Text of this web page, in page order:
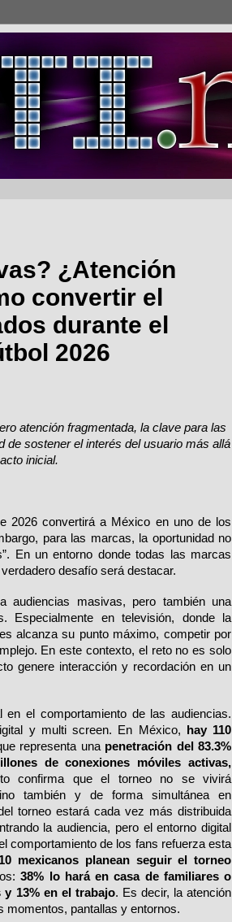
¿Atención
convertir el
durante el
2026
atención fragmentada, la clave para las
sostener el interés del usuario más allá
inicial.
2026 convertirá a México en uno de los
para las marcas, la oportunidad no
En un entorno donde todas las marcas
desafío será destacar.
audiencias masivas, pero también una
Especialmente en televisión, donde la
alcanza su punto máximo, competir por
En este contexto, el reto no es solo
genere interacción y recordación en un
el comportamiento de las audiencias.
y multi screen. En México,
hay 110
representa una penetración del 83.3%
de conexiones móviles activas,
confirma que el torneo no se vivirá
también y de forma simultánea en
torneo estará cada vez más distribuida
la audiencia, pero el entorno digital
comportamiento de los fans refuerza esta
mexicanos planean seguir el torneo
38% lo hará en casa de familiares o
y 13% en el trabajo. Es decir, la atención
momentos, pantallas y entornos.